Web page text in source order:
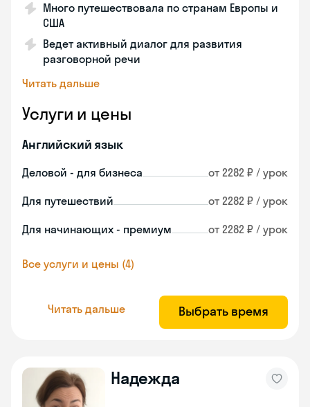
Много путешествовала по странам Европы и
США
Ведет активный диалог для развития
разговорной речи
Читать дальше
Услуги и цены
Английский язык
Деловой - для бизнеса от 2282 ₽ / урок
Для путешествий от 2282 ₽ / урок
Для начинающих - премиум от 2282 ₽ / урок
Все услуги и цены (4)
Читать дальше Выбрать время
Надежда